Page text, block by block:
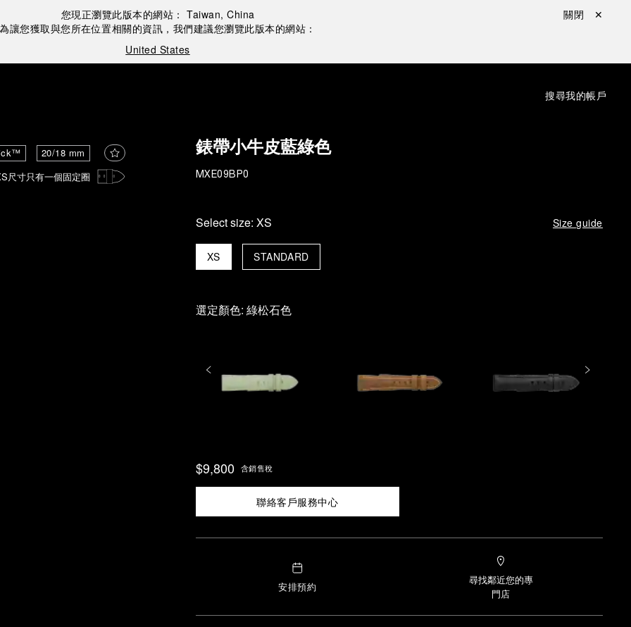
您現正瀏覽此版本的網站： Taiwan, China
為讓您獲取與您所在位置相關的資訊，我們建議您瀏覽此版本的網站：
United States
關閉 ✕
搜尋我的帳戶
20/18 mm
尺寸只有一個固定圈
錶帶小牛皮藍綠色
MXE09BP0
Select size: XS Size guide
XS STANDARD
選定顏色: 綠松石色
$9,800 含銷售稅
聯絡客戶服務中心
安排預約
尋找鄰近您的專
門店